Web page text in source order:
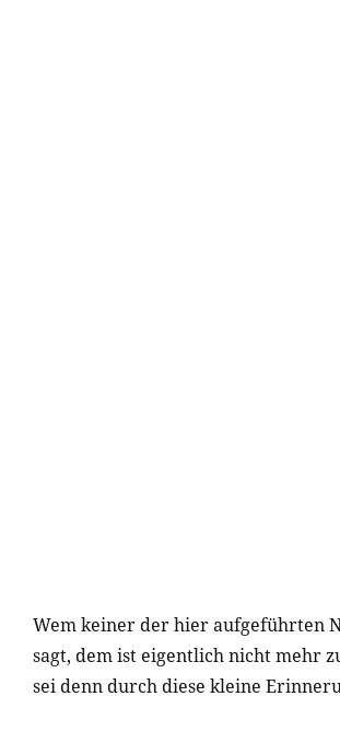
Wem keiner der hier aufgeführten
sagt, dem ist eigentlich nicht mehr
sei denn durch diese kleine